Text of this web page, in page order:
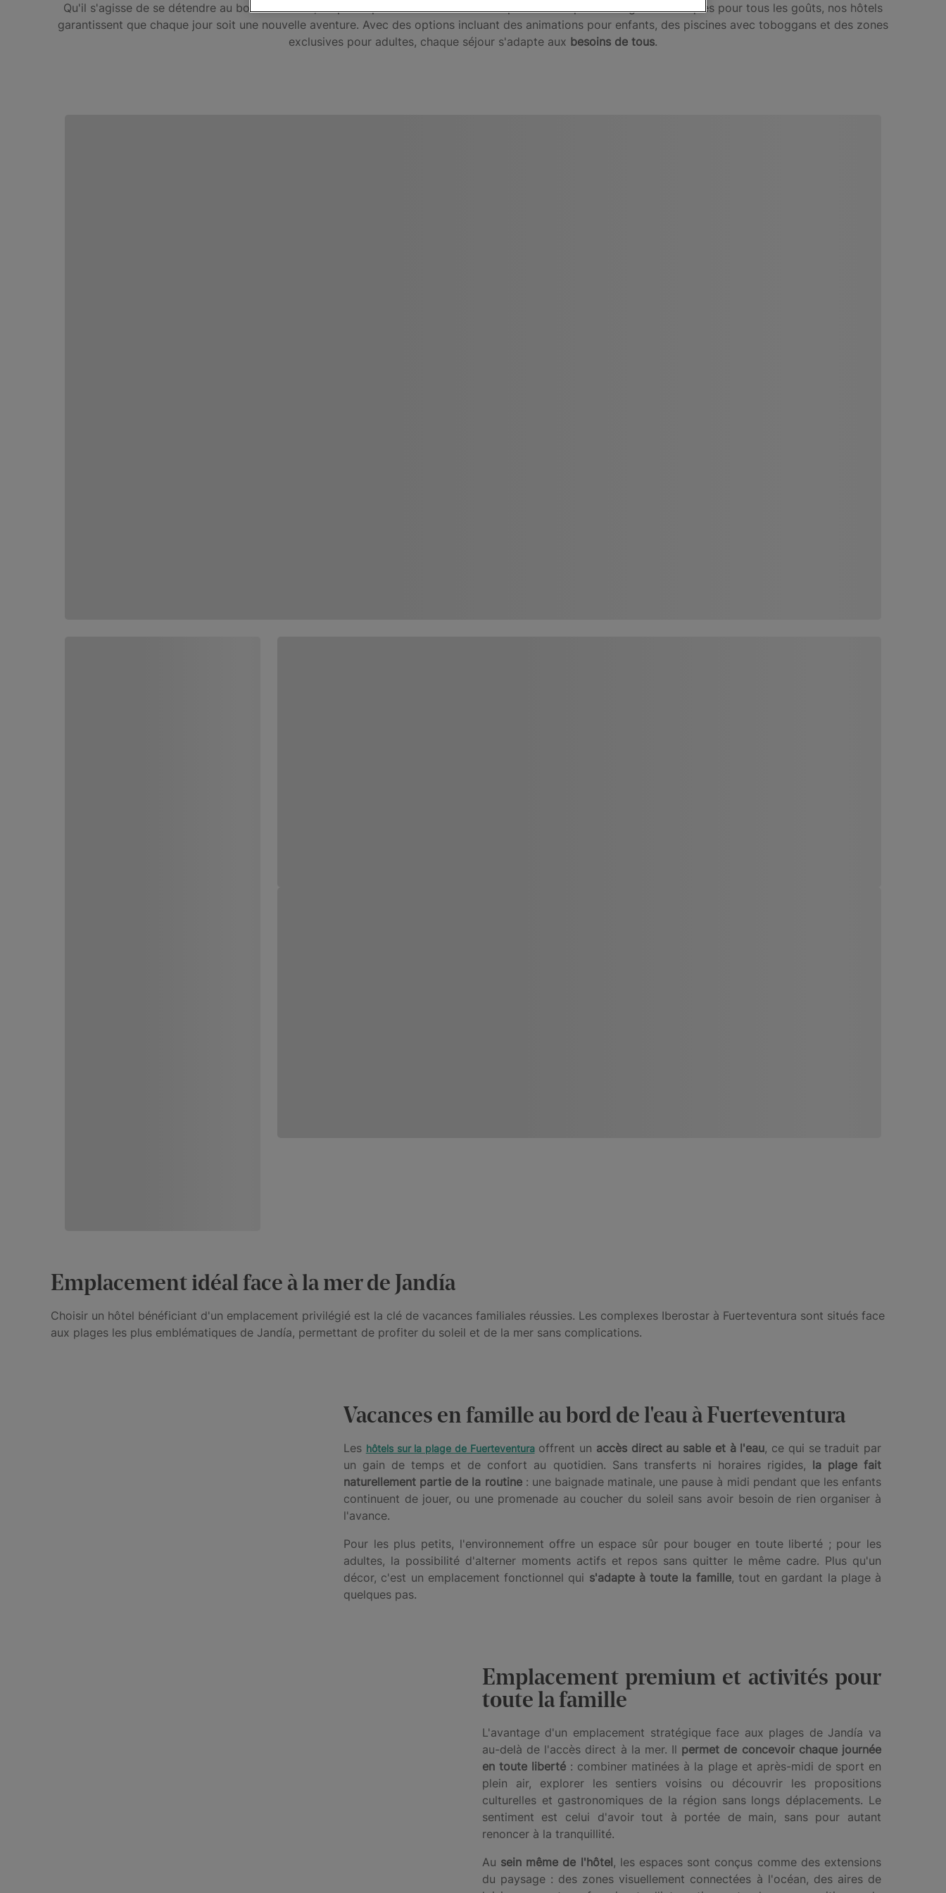
Qu'il s'agisse de se détendre au bord de la mer, de participer à des activités ou de profiter d'expériences gastronomiques pour tous les goûts, nos hôtels
garantissent que chaque jour soit une nouvelle aventure. Avec des options incluant des animations pour enfants, des piscines avec toboggans et des zones
exclusives pour adultes, chaque séjour s'adapte aux besoins de tous.
Emplacement idéal face à la mer de Jandía
Choisir un hôtel bénéficiant d'un emplacement privilégié est la clé de vacances familiales réussies. Les complexes Iberostar à Fuerteventura sont situés face
aux plages les plus emblématiques de Jandía, permettant de profiter du soleil et de la mer sans complications.
Vacances en famille au bord de l'eau à Fuerteventura
Les hôtels sur la plage de Fuerteventuraoffrent un accès direct au sable et à l'eau, ce qui se traduit par
un gain de temps et de confort au quotidien. Sans transferts ni horaires rigides, la plage fait
naturellement partie de la routine: une baignade matinale, une pause à midi pendant que les enfants
continuent de jouer, ou une promenade au coucher du soleil sans avoir besoin de rien organiser à
l'avance.
Pour les plus petits, l'environnement offre un espace sûr pour bouger en toute liberté ; pour les
adultes, la possibilité d'alterner moments actifs et repos sans quitter le même cadre. Plus qu'un
décor, c'est un emplacement fonctionnel qui s'adapte à toute la famille, tout en gardant la plage à
quelques pas.
Emplacement premium et activités pour
toute la famille
L'avantage d'un emplacement stratégique face aux plages de Jandía va
au-delà de l'accès direct à la mer. Il permet de concevoir chaque journée
en toute liberté : combiner matinées à la plage et après-midi de sport en
plein air, explorer les sentiers voisins ou découvrir les propositions
culturelles et gastronomiques de la région sans longs déplacements. Le
sentiment est celui d'avoir tout à portée de main, sans pour autant
renoncer à la tranquillité.
Au sein même de l'hôtel, les espaces sont conçus comme des extensions
du paysage : des zones visuellement connectées à l'océan, des aires de